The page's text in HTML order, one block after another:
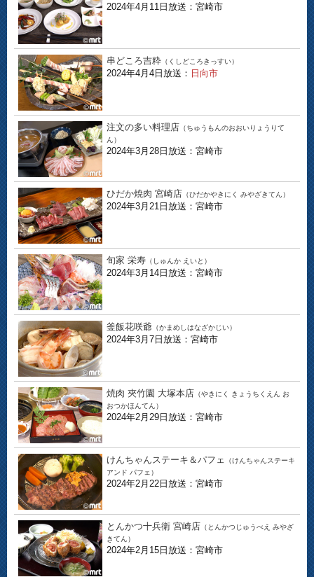
2024年4月11日放送：宮崎市
串どころ吉粋 （くしどころきっすい）
2024年4月4日放送： 日向市
注文の多い料理店 （ちゅうもんのおおいりょうりて
ん）
2024年3月28日放送：宮崎市
ひだか焼肉 宮崎店 （ひだかやきにく みやざきてん）
2024年3月21日放送：宮崎市
旬家 栄寿 （しゅんか えいと）
2024年3月14日放送：宮崎市
釜飯花咲爺 （かまめしはなざかじい）
2024年3月7日放送：宮崎市
焼肉 夾竹園 大塚本店 （やきにく きょうちくえん お
おつかほんてん）
2024年2月29日放送：宮崎市
けんちゃんステーキ＆パフェ
（けんちゃんステーキ
アンド パフェ）
2024年2月22日放送：宮崎市
とんかつ十兵衛 宮崎店 （とんかつじゅうべえ みやざ
きてん）
2024年2月15日放送：宮崎市